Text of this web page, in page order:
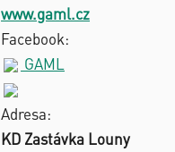
www.gaml.cz
Facebook:
GAML
Adresa:
KD Zastávka Louny